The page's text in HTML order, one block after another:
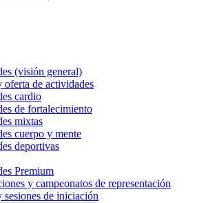
(visión general)
oferta de actividades
cardio
de fortalecimiento
mixtas
cuerpo y mente
deportivas
Premium
y campeonatos de representación
sesiones de iniciación